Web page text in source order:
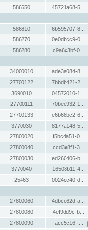
586650 45721a68-5...
586810 6b595707-8...
586270 0e0dbcc9-0...
586280 c9a6c3bf-0...
34000010 ade3a084-8...
27700122 7bbdb421-2...
3690010 04572010-1...
27700111 70bee932-1...
27700133 e6b68bc2-6...
3770030 8177a148-5...
27800020 f5bc4a51-0...
27800040 ccd3e8f1-3...
27800030 ed260406-b...
3770040 16508b11-4...
25463 0024cc40-d...
27800060 4dbce62d-a...
27800080 4ef9dd9c-b...
27800090 facc5c16-f...